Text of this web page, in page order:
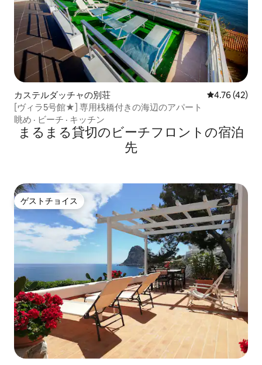
カステルダッチャの別荘 レビュー42
4.76 (42)
[ヴィラ5号館★] 専用桟橋付きの海辺のアパート
眺め · ビーチ · キッチン
まるまる貸切のビーチフロントの宿泊
先
ゲストチョイス
ゲストチョイス